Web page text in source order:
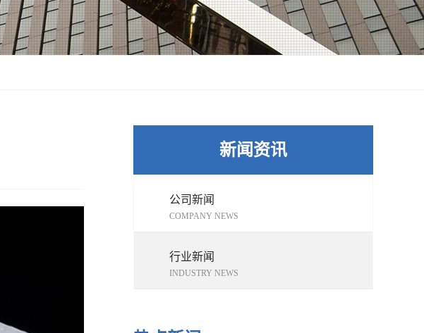
新闻资讯
公司新闻
COMPANY NEWS
行业新闻
INDUSTRY NEWS